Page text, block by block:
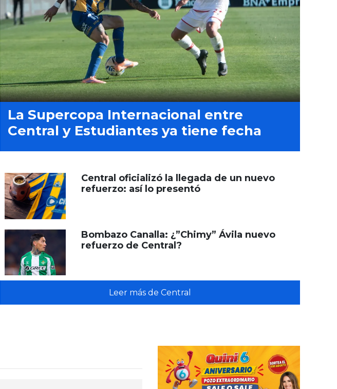
La Supercopa Internacional entre
Central y Estudiantes ya tiene fecha
Central oficializó la llegada de un nuevo
refuerzo: así lo presentó
Bombazo Canalla: ¿”Chimy” Ávila nuevo
refuerzo de Central?
Leer más de Central